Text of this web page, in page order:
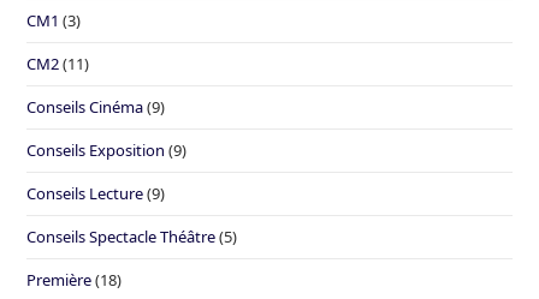
CM1 (3)
CM2(11)
Conseils Cinéma(9)
Conseils Exposition (9)
Conseils Lecture(9)
Conseils Spectacle Théâtre(5)
Première(18)